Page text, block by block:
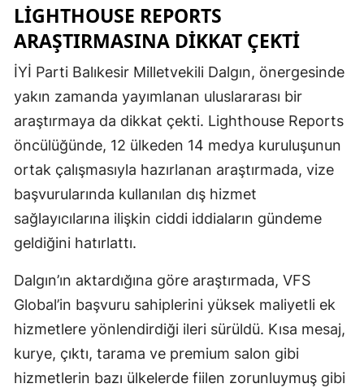
LIGHTHOUSE REPORTS
ARAŞTIRMASINA DIKKAT ÇEKTI
İYİ Parti Balıkesir Milletvekili Dalgın, önergesinde
yakın zamanda yayımlanan uluslararası bir
araştırmaya da dikkat çekti. Lighthouse Reports
öncülüğünde, 12 ülkeden 14 medya kuruluşunun
ortak çalışmasıyla hazırlanan araştırmada, vize
başvurularında kullanılan dış hizmet
sağlayıcılarına ilişkin ciddi iddiaların gündeme
geldiğini hatırlattı.
Dalgın’ın aktardığına göre araştırmada, VFS
Global’in başvuru sahiplerini yüksek maliyetli ek
hizmetlere yönlendirdiği ileri sürüldü. Kısa mesaj,
kurye, çıktı, tarama ve premium salon gibi
hizmetlerin bazı ülkelerde fiilen zorunluymuş gibi